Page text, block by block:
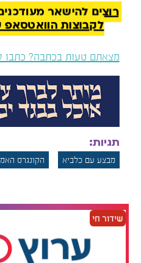
העובדה שהיא מגיעה
עשויה להעניק לה סיכוי
העמדה התקיפה שמוביל
בעיתוי סמלי במיוחד,
פגישת הפסגה המתוכננת
נתניהו לנשיא טראמפ
שם, בפומבי או מאחורי
הדרמטית להפוך את
מלבד ארה"ב, שתפעיל
האולטימטיבי על הגרעין
רוצים להישאר
לקבוצות הוואטסאפ של
מצאתם טעות בכתבה? כתבו
תגיות:
מבצע עם כלביא הקונגרס
שידור חי